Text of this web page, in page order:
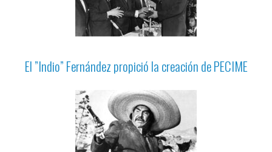
El ”Indio” Fernández propició la creación de PECIME